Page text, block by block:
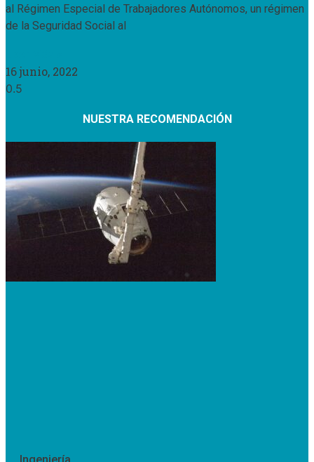
al Régimen Especial de Trabajadores Autónomos, un régimen
de la Seguridad Social al
16 junio, 2022
NUESTRA RECOMENDACIÓN